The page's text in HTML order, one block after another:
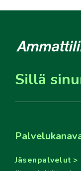
Sillä
Jäsenpalvelut